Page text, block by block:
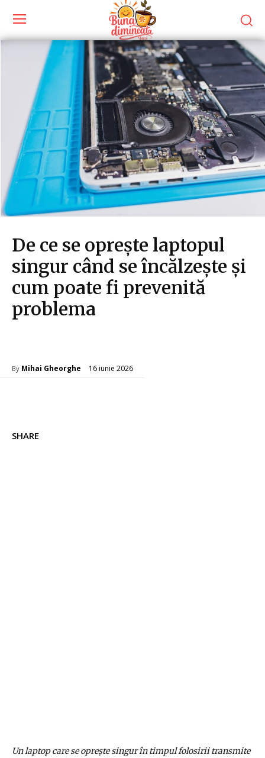
De ce se oprește laptopul
singur când se încălzește și
cum poate fi prevenită
problema
By Mihai Gheorghe 16 iunie 2026
SHARE
Un laptop care se oprește singur în timpul folosirii transmite